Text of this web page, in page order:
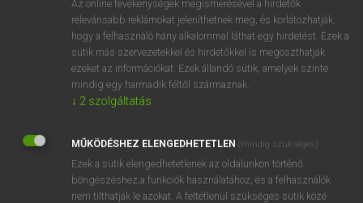
SZOTAR.NET APPLIKÁCIÓ
MICROSOFT OFFICE BŐVÍTMÉNY
BEÉPÜLŐ SZÓTÁRMODUL
ONLINE NYELVVIZSGA
EGYÉNI FELHASZNÁLÓKNAK
TANULÓKNAK
OKTATÁSI INTÉZMÉNYEKNEK
Az online tevékenységek megismerésével a hirdetők
relevánsabb reklámokat jeleníthetnek meg, és korlátozhatják,
hogy a felhasználó hány alkalommal láthat egy hirdetést. Ezek a
sütik más szervezetekkel és hirdetőkkel is megoszthatják
ezeket az információkat. Ezek állandó sütik, amelyek szinte
mindig egy harmadik féltől származnak.
↓ 2 szolgáltatás
MŰKÖDÉSHEZ ELENGEDHETETLEN (mindig szükséges)
Ezek a sütik elengedhetetlenek az oldalunkon történő
böngészéshez,a funkciók használatához, és a felhasználók
nem tilthatják le azokat. A feltétlenül szükséges sütik közé